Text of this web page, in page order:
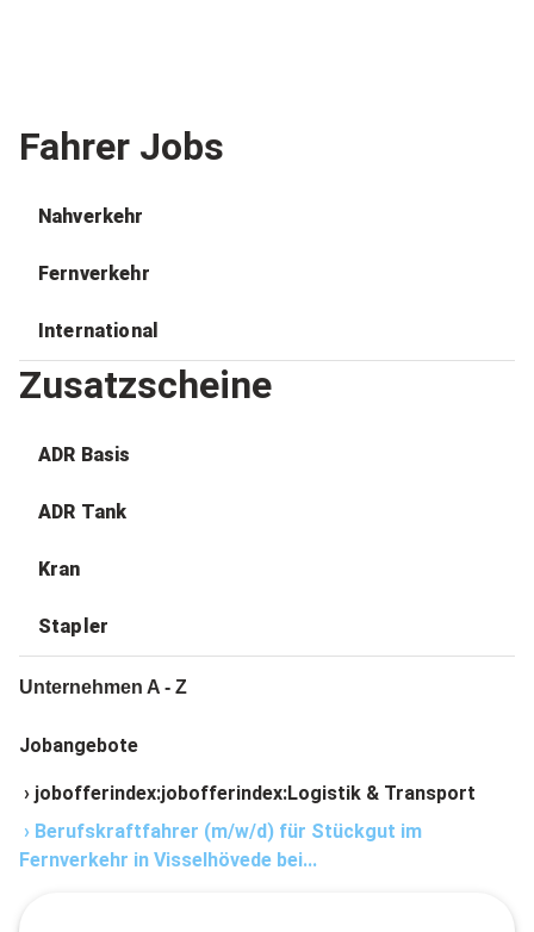
Fahrer Jobs
Nahverkehr
Fernverkehr
International
Zusatzscheine
ADR Basis
ADR Tank
Kran
Stapler
Unternehmen A - Z
Jobangebote
› jobofferindex:jobofferindex:Logistik & Transport
› Berufskraftfahrer (m/w/d) für Stückgut im
Fernverkehr in Visselhövede bei...